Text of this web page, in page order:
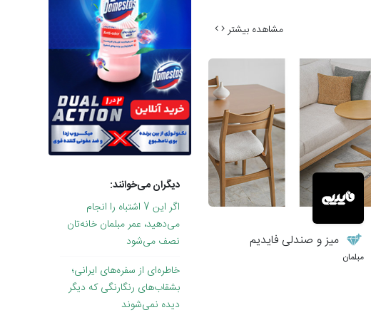
مشاهده بیشتر
میز و صندلی فایدیم
مبلمان
دیگران می‌خوانند:
اگر این 7 اشتباه را انجام
می‌دهید، عمر مبلمان خانه‌تان
نصف می‌شود
خاطره‌ای از سفره‌های ایرانی؛
بشقاب‌های رنگارنگی که دیگر
دیده نمی‌شوند